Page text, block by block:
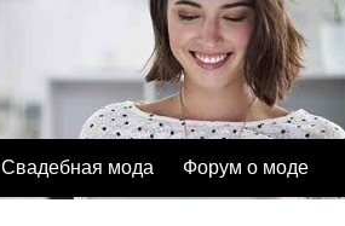
Свадебная мода Форум о моде